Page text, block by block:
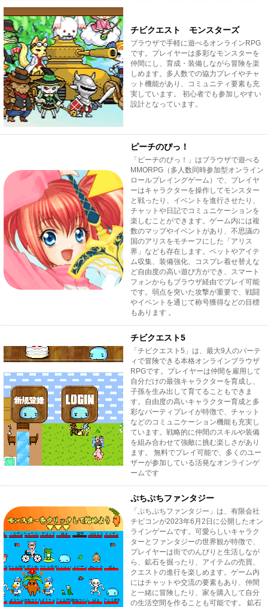
チビクエスト モンスターズ
ブラウザで手軽に遊べるオンラインRPG
です。プレイヤーは多彩なモンスターを
仲間にし、育成・装備しながら冒険を楽
しめます。多人数での協力プレイやチャ
ット機能があり、コミュニティ要素も充
実しています。 初心者でも参加しやすい
設計となっています。
ピーチのぴっ！
「ピーチのぴっ！」はブラウザで遊べる
MMORPG（多人数同時参加型オンライン
ロールプレイングゲーム）で、プレイヤ
ーはキャラクターを操作してモンスター
と戦ったり、イベントを進行させたり、
チャットや日記でコミュニケーションを
楽しむことができます。ゲーム内には複
数のマップやイベントがあり、不思議の
国のアリスをモチーフにした「アリス
界」なども存在します。ペットやアイテ
ム収集、装備強化、コスプレ着せ替えな
ど自由度の高い遊び方ができ、スマート
フォンからもブラウザ経由でプレイ可能
です。弱点を突いた攻撃が重要で、戦闘
やイベントを通じて称号獲得などの目標
もあります 。
チビクエスト5
「チビクエスト5」は、最大9人のパーテ
ィで冒険できる本格オンラインブラウザ
RPGです。プレイヤーは仲間を雇用して
自分だけの最強キャラクターを育成し、
子孫を生み出して育てることもできま
す。自由度の高いキャラクター育成と多
彩なパーティプレイが特徴で、チャット
などのコミュニケーション機能も充実し
ています。戦略的に仲間のスキルや装備
を組み合わせて強敵に挑む楽しさがあり
ます。 無料でプレイ可能で、多くのユー
ザーが参加している活発なオンラインゲ
ームです
ぷちぷちファンタジー
「ぷちぷちファンタジー」は、有限会社
チビコンが2023年6月2日に公開したオン
ラインゲームです。可愛らしいキャラク
ターとファンタジーの世界観が特徴で、
プレイヤーは街でのんびりと生活しなが
ら、鉱石を掘ったり、アイテムの売買、
クエストの進行を楽しめます。ゲーム内
にはチャットや交流の要素もあり、仲間
と一緒に冒険したり、家を購入して自分
の生活空間を作ることも可能です。 鉱石